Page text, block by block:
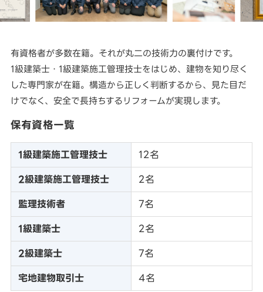
有資格者が多数在籍。それが丸二の技術力の裏付けです。
1級建築士・1級建築施工管理技士をはじめ、建物を知り尽く
した専門家が在籍。構造から正しく判断するから、見た目だ
けでなく、安全で長持ちするリフォームが実現します。
保有資格一覧
1級建築施工管理技士 12名
2級建築施工管理技士 2名
監理技術者 7名
1級建築士 2名
2級建築士 7名
宅地建物取引士 4名